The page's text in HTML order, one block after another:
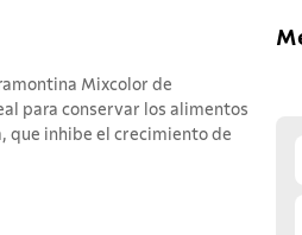
Mixcolor de
para conservar los alimentos
que inhibe el crecimiento de